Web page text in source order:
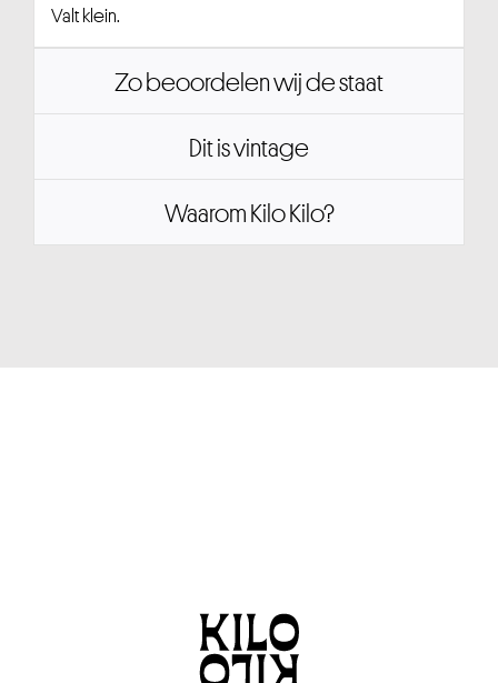
Valt klein.
Zo beoordelen wij de staat
Dit is vintage
Waarom Kilo Kilo?